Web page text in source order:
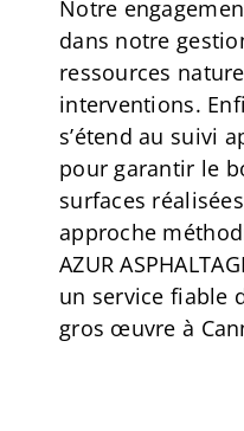
Notre
dans notre
ressources
interventions.
s’étend au suivi
pour garantir le
surfaces
approche
AZUR
un service fiable
gros œuvre à